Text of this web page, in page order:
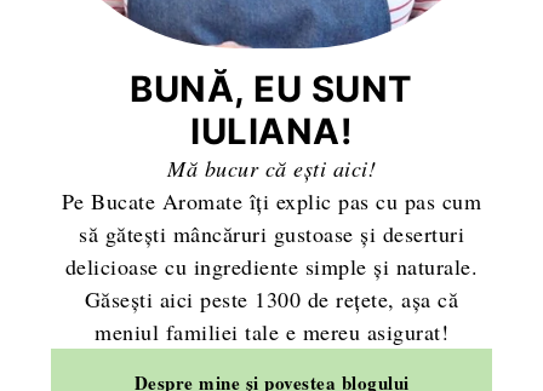
BUNĂ, EU SUNT
IULIANA!
Mă bucur că ești aici!
Pe Bucate Aromate îți explic pas cu pas cum
să gătești mâncăruri gustoase și deserturi
delicioase cu ingrediente simple și naturale.
Găsești aici peste 1300 de rețete, așa că
meniul familiei tale e mereu asigurat!
Despre mine și povestea blogului